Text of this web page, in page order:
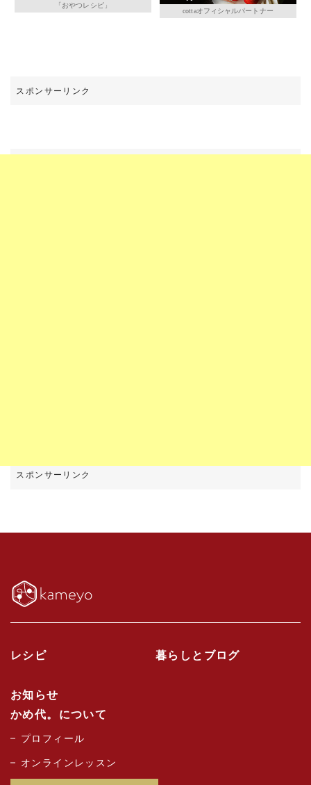
「おやつレシピ」
cottaオフィシャルパートナー
レシピ 暮らしとブログ
お知らせ
かめ代。について
プロフィール
オンラインレッスン